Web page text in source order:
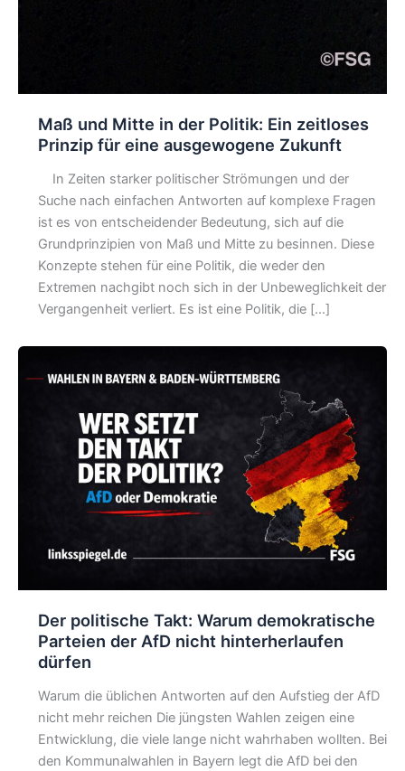
Maß und Mitte in der Politik: Ein zeitloses
Prinzip für eine ausgewogene Zukunft
In Zeiten starker politischer Strömungen und der
Suche nach einfachen Antworten auf komplexe Fragen
ist es von entscheidender Bedeutung, sich auf die
Grundprinzipien von Maß und Mitte zu besinnen. Diese
Konzepte stehen für eine Politik, die weder den
Extremen nachgibt noch sich in der Unbeweglichkeit der
Vergangenheit verliert. Es ist eine Politik, die […]
Der politische Takt: Warum demokratische
Parteien der AfD nicht hinterherlaufen
dürfen
Warum die üblichen Antworten auf den Aufstieg der AfD
nicht mehr reichen Die jüngsten Wahlen zeigen eine
Entwicklung, die viele lange nicht wahrhaben wollten. Bei
den Kommunalwahlen in Bayern legt die AfD bei den